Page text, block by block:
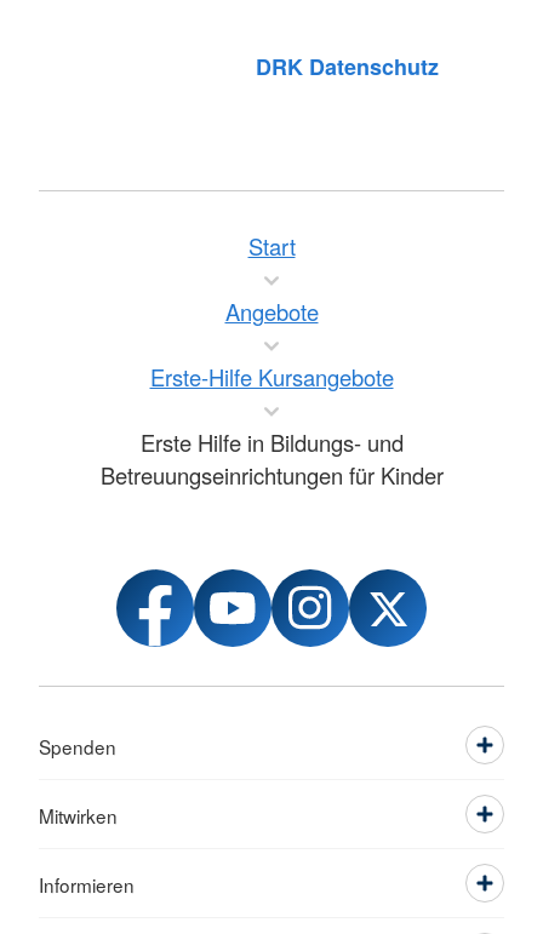
DRK Datenschutz
Start
Angebote
Erste-Hilfe Kursangebote
Erste Hilfe in Bildungs- und
Betreuungseinrichtungen für Kinder
Spenden
Mitwirken
Informieren